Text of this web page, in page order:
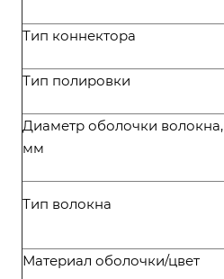
Тип коннектора
Тип полировки
Диаметр оболочки волокна,
мм
Тип волокна
Материал оболочки/цвет